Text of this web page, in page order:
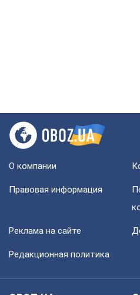
О компании
Правовая информация
Реклама на сайте
Редакционная политика